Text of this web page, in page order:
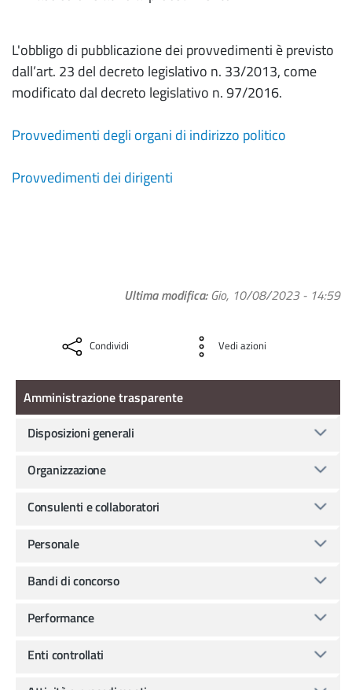
L'obbligo di pubblicazione dei provvedimenti è previsto
dall’art. 23 del decreto legislativo n. 33/2013, come
modificato dal decreto legislativo n. 97/2016.
Provvedimenti degli organi di indirizzo politico
Provvedimenti dei dirigenti
Ultima modifica Gio, 10/08/2023 - 14:59
Condividi Vedi azioni
Amministrazione Trasparente
Amministrazione trasparente
Disposizioni generali
Organizzazione
Consulenti e collaboratori
Personale
Bandi di concorso
Performance
Enti controllati